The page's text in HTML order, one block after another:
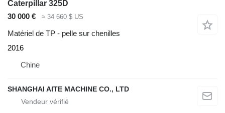
Caterpillar 325D
30 000 €
≈ 34 660 $ US
Matériel de TP - pelle sur chenilles
2016
Chine
SHANGHAI AITE MACHINE CO., LTD